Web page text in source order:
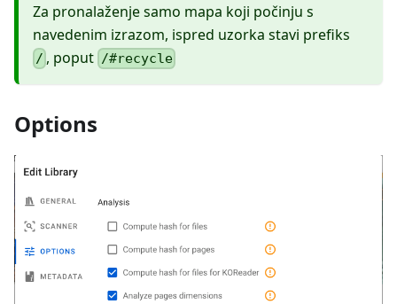
Za pronalaženje samo mapa koji počinju s
navedenim izrazom, ispred uzorka stavi prefiks
/ , poput /#recycle
Options